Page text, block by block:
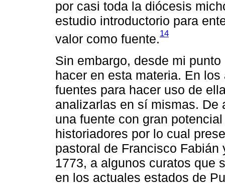
por casi toda la diócesis
estudio introductorio para
valor como fuente.14
Sin embargo, desde mi
hacer en esta materia. En
fuentes para hacer uso de
analizarlas en sí mismas.
una fuente con gran
historiadores por lo cual
pastoral de Francisco
1773, a algunos curatos que
en los actuales estados de